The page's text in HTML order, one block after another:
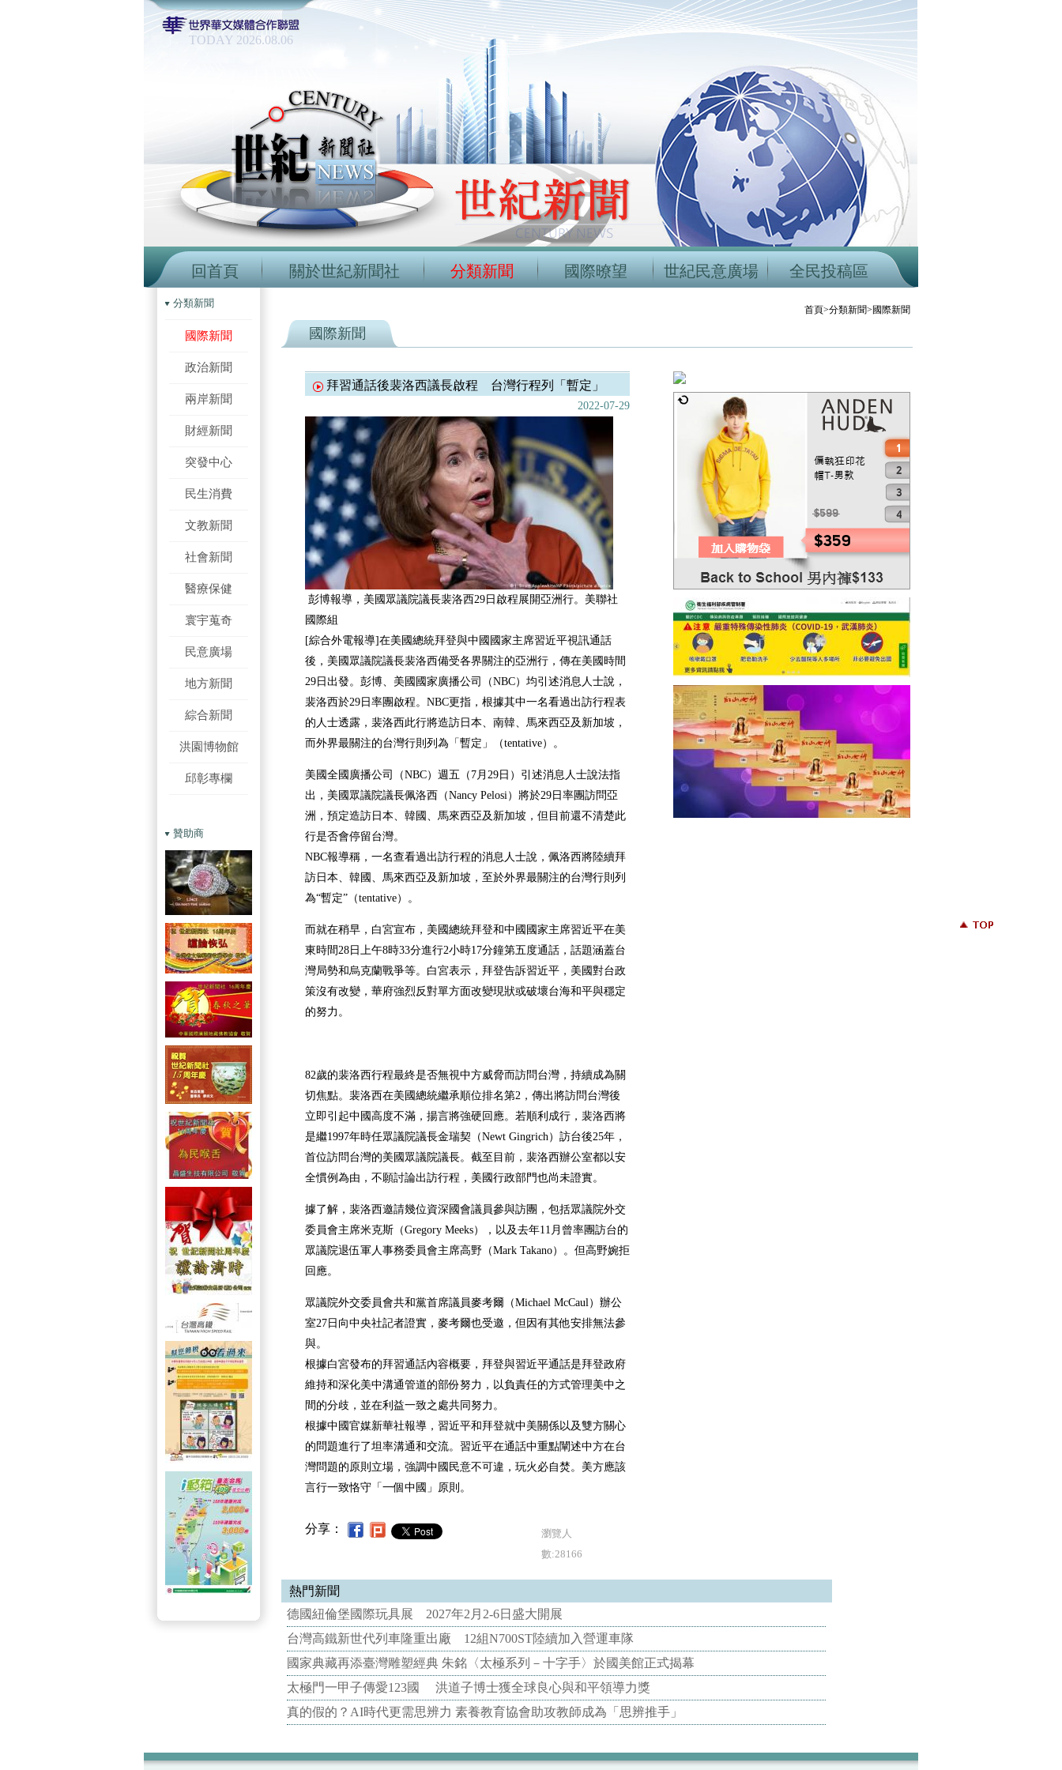
TODAY 2026.08.06
回首頁 關於世紀新聞社 分類新聞 國際暸望 世紀民意廣場 全民投稿區
分類新聞
國際新聞
政治新聞
兩岸新聞
財經新聞
突發中心
民生消費
文教新聞
社會新聞
醫療保健
寰宇蒐奇
民意廣場
地方新聞
綜合新聞
洪園博物館
邱彰專欄
贊助商
首頁>分類新聞>國際新聞
國際新聞
拜習通話後裴洛西議長啟程 台灣行程列「暫定」
2022-07-29
彭博報導，美國眾議院議長裴洛西29日啟程展開亞洲行。美聯社
國際組
[綜合外電報導]在美國總統拜登與中國國家主席習近平視訊通話
後，美國眾議院議長裴洛西備受各界關注的亞洲行，傳在美國時間
29日出發。彭博、美國國家廣播公司（NBC）均引述消息人士說，
裴洛西於29日率團啟程。NBC更指，根據其中一名看過出訪行程表
的人士透露，裴洛西此行將造訪日本、南韓、馬來西亞及新加坡，
而外界最關注的台灣行則列為「暫定」（tentative）。
美國全國廣播公司（NBC）週五（7月29日）引述消息人士說法指
出，美國眾議院議長佩洛西（Nancy Pelosi）將於29日率團訪問亞
洲，預定造訪日本、韓國、馬來西亞及新加坡，但目前還不清楚此
行是否會停留台灣。
NBC報導稱，一名查看過出訪行程的消息人士說，佩洛西將陸續拜
訪日本、韓國、馬來西亞及新加坡，至於外界最關注的台灣行則列
為“暫定”（tentative）。
而就在稍早，白宮宣布，美國總統拜登和中國國家主席習近平在美
東時間28日上午8時33分進行2小時17分鐘第五度通話，話題涵蓋台
灣局勢和烏克蘭戰爭等。白宮表示，拜登告訴習近平，美國對台政
策沒有改變，華府強烈反對單方面改變現狀或破壞台海和平與穩定
的努力。
82歲的裴洛西行程最終是否無視中方威脅而訪問台灣，持續成為關
切焦點。裴洛西在美國總統繼承順位排名第2，傳出將訪問台灣後
立即引起中國高度不滿，揚言將強硬回應。若順利成行，裴洛西將
是繼1997年時任眾議院議長金瑞契（Newt Gingrich）訪台後25年，
首位訪問台灣的美國眾議院議長。截至目前，裴洛西辦公室都以安
全慣例為由，不願討論出訪行程，美國行政部門也尚未證實。
據了解，裴洛西邀請幾位資深國會議員參與訪團，包括眾議院外交
委員會主席米克斯（Gregory Meeks），以及去年11月曾率團訪台的
眾議院退伍軍人事務委員會主席高野（Mark Takano）。但高野婉拒
回應。
眾議院外交委員會共和黨首席議員麥考爾（Michael McCaul）辦公
室27日向中央社記者證實，麥考爾也受邀，但因有其他安排無法參
與。
根據白宮發布的拜習通話內容概要，拜登與習近平通話是拜登政府
維持和深化美中溝通管道的部份努力，以負責任的方式管理美中之
間的分歧，並在利益一致之處共同努力。
根據中國官媒新華社報導，習近平和拜登就中美關係以及雙方關心
的問題進行了坦率溝通和交流。習近平在通話中重點闡述中方在台
灣問題的原則立場，強調中國民意不可違，玩火必自焚。美方應該
言行一致恪守「一個中國」原則。
分享：
瀏覽人
數:28166
熱門新聞
德國紐倫堡國際玩具展 2027年2月2-6日盛大開展
台灣高鐵新世代列車隆重出廠 12組N700ST陸續加入營運車隊
國家典藏再添臺灣雕塑經典 朱銘〈太極系列－十字手〉於國美館正式揭幕
太極門一甲子傳愛123國 洪道子博士獲全球良心與和平領導力獎
真的假的？AI時代更需思辨力 素養教育協會助攻教師成為「思辨推手」